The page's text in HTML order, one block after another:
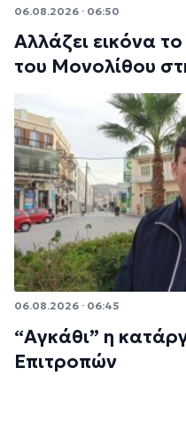
06.08.2026 · 06:50
Αλλάζει εικόνα
του Μονολίθου
06.08.2026 · 06:45
“Αγκάθι” η
Επιτροπών